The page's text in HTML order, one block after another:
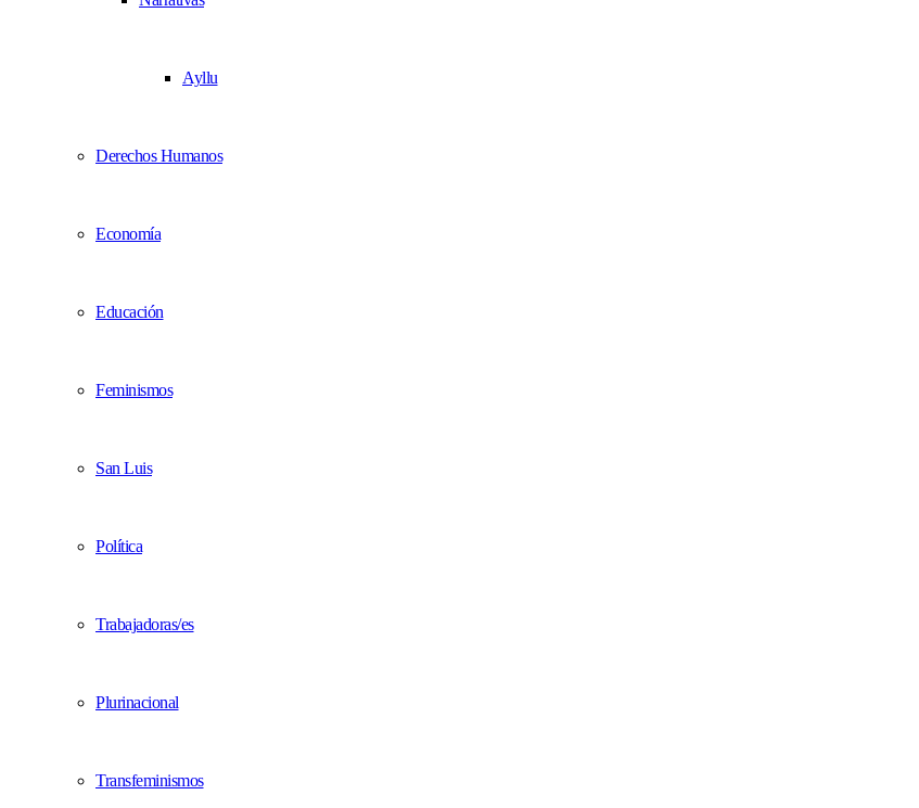
Ayllu
Derechos Humanos
Economía
Educación
Feminismos
San Luis
Política
Trabajadoras/es
Plurinacional
Transfeminismos